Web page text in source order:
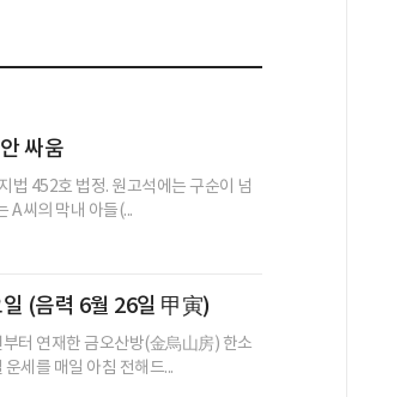
싸움
법 452호 법정. 원고석에는 구순이 넘
A씨의 막내 아들(...
(음력 6월 26일 甲寅)
터 연재한 금오산방(金烏山房) 한소
세를 매일 아침 전해드...